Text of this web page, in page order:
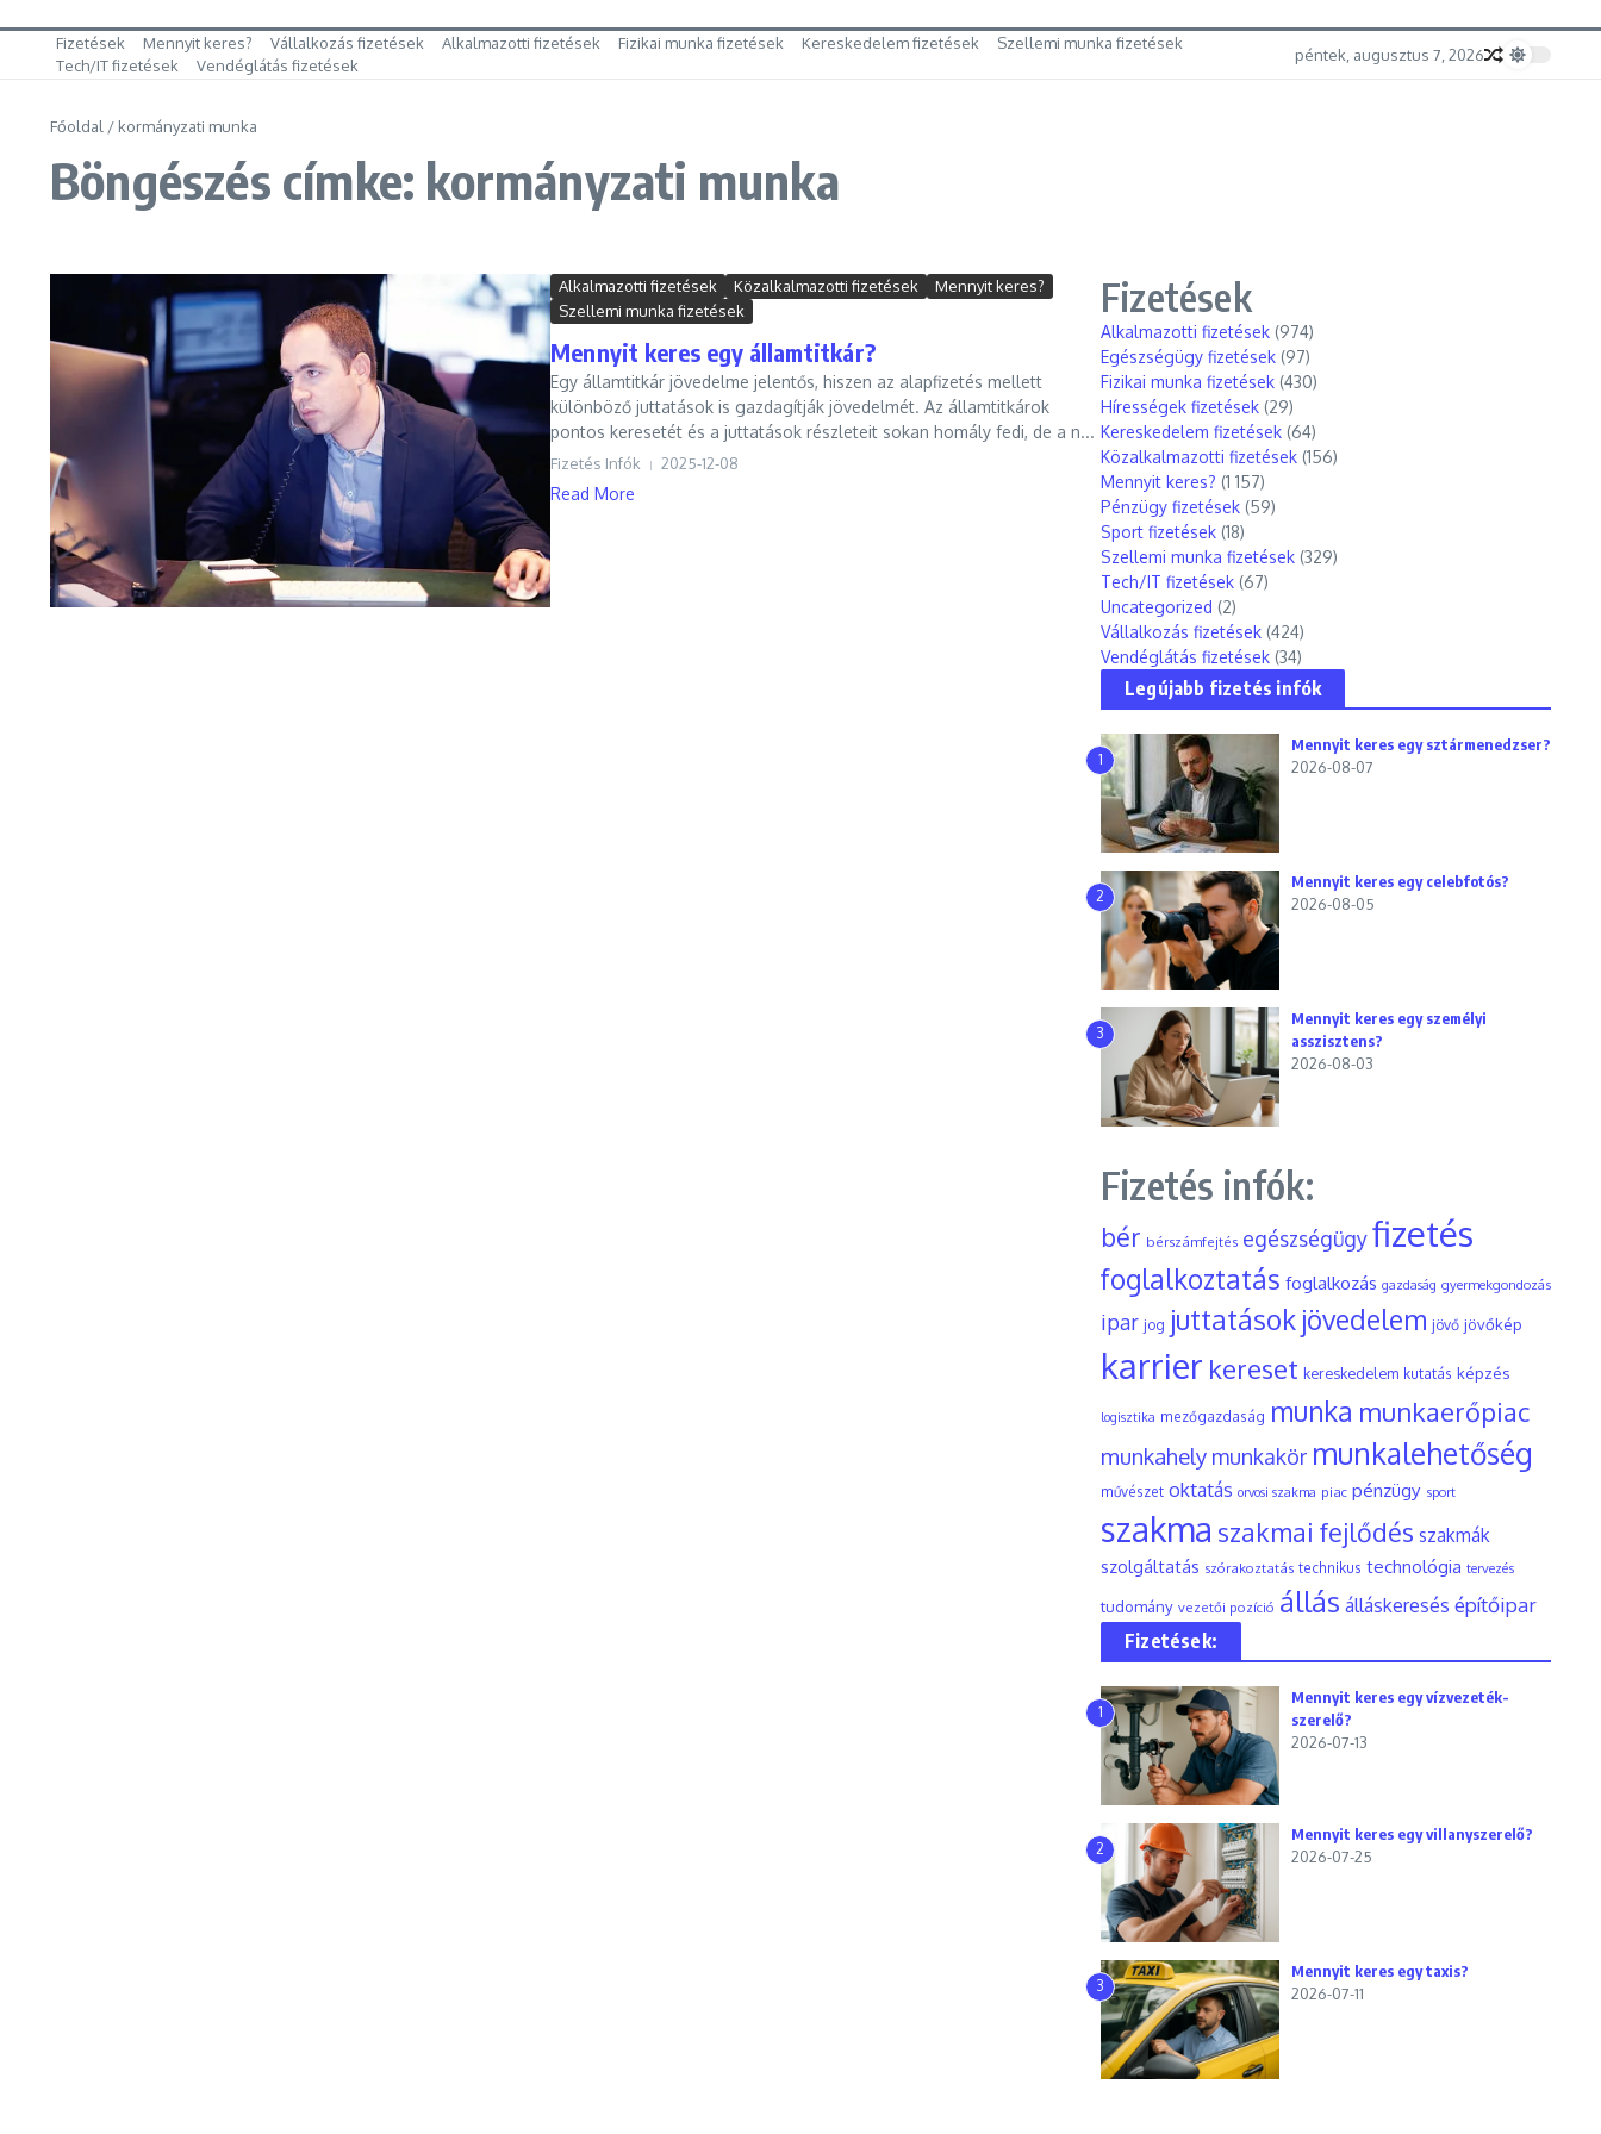
Fizetések Mennyit keres? Vállalkozás fizetések Alkalmazotti fizetések Fizikai munka fizetések Kereskedelem fizetések
Szellemi munka fizetések
Tech/IT fizetések
Vendéglátás fizetések
péntek, augusztus 7, 2026
Főoldal / kormányzati munka
Böngészés címke: kormányzati munka
Alkalmazotti fizetések Közalkalmazotti fizetések
Mennyit keres?
Szellemi munka fizetések
Mennyit keres egy államtitkár?
Egy államtitkár jövedelme jelentős, hiszen az alapfizetés mellett
különböző juttatások is gazdagítják jövedelmét. Az államtitkárok
pontos keresetét és a juttatások részleteit sokan homály fedi, de a n...
Fizetés Infók 2025-12-08
Read More
Fizetések
Alkalmazotti fizetések (974)
Egészségügy fizetések (97)
Fizikai munka fizetések (430)
Hírességek fizetések (29)
Kereskedelem fizetések (64)
Közalkalmazotti fizetések (156)
Mennyit keres? (1 157)
Pénzügy fizetések (59)
Sport fizetések (18)
Szellemi munka fizetések (329)
Tech/IT fizetések (67)
Uncategorized (2)
Vállalkozás fizetések (424)
Vendéglátás fizetések (34)
Legújabb fizetés infók
1
Mennyit keres egy sztármenedzser?
2026-08-07
2
Mennyit keres egy celebfotós?
2026-08-05
3
Mennyit keres egy személyi
asszisztens?
2026-08-03
Fizetés infók:
bér bérszámfejtés egészségügyfizetés
foglalkoztatás foglalkozás gazdaság gyermekgondozás
ipar jog juttatások jövedelem jövő jövőkép
karrier kereset kereskedelem kutatás képzés
logisztika mezőgazdaság munka munkaerőpiac
munkahely munkakör munkalehetőség
művészet oktatás orvosi szakma piac pénzügy sport
szakma szakmai fejlődés szakmák
szolgáltatás szórakoztatás technikus technológia tervezés
tudomány vezetői pozíció állás álláskeresés építőipar
Fizetések:
1
Mennyit keres egy vízvezeték-
szerelő?
2026-07-13
2
Mennyit keres egy villanyszerelő?
2026-07-25
3
Mennyit keres egy taxis?
2026-07-11